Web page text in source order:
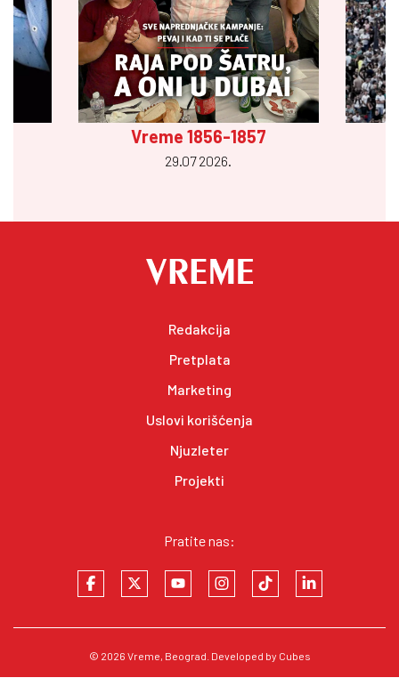
Vreme 1856-1857
29.07 2026.
Redakcija
Pretplata
Marketing
Uslovi korišćenja
Njuzleter
Projekti
Pratite nas:
© 2026 Vreme, Beograd. Developed by Cubes